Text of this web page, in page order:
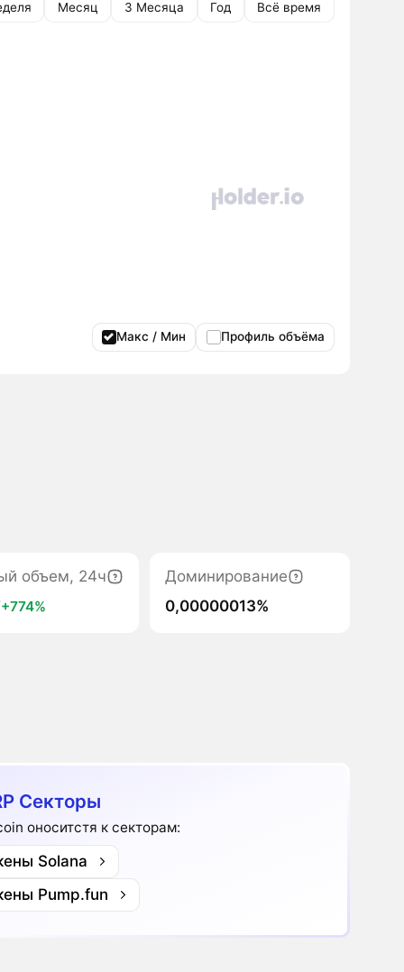
Месяц 3 Месяца Год Всё время
Макс / Мин Профиль объёма
объем, 24ч
+774%
Доминирование
0,00000013%
Секторы
оноситстя к секторам:
Solana
Pump.fun